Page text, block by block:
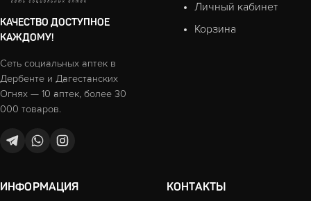
КАЧЕСТВО ДОСТУПНОЕ
КАЖДОМУ!
Сеть социальных аптек в
Дербенте и Дагестанских
Огнях — 10 аптек, более 30
000 товаров.
Личный кабинет
Корзина
ИНФОРМАЦИЯ КОНТАКТЫ